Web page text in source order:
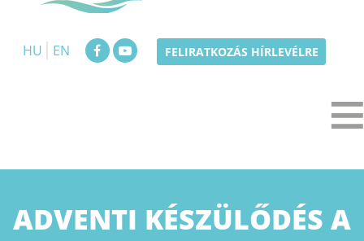
HU
EN FELIRATKOZÁS HÍRLEVÉLRE
ADVENTI KÉSZÜLŐDÉS A